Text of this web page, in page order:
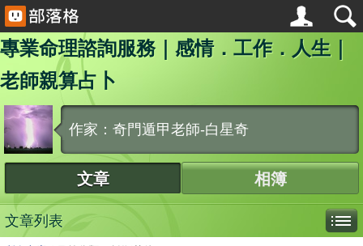
專業命理諮詢服務｜感情．工作．人生｜
老師親算占卜
作家：奇門遁甲老師-白星奇
文章 相簿
文章列表